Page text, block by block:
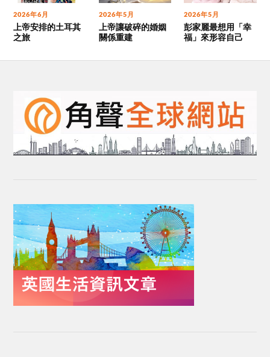
2026年6月
上帝安排的土耳其
之旅
2026年5月
上帝讓破碎的婚姻
關係重建
2026年5月
彭家麗最想用「幸
福」來形容自己